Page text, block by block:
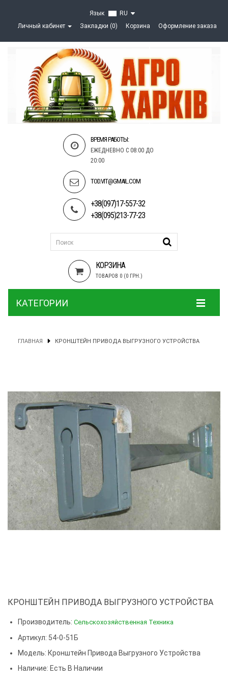
Язык
RU
Личный кабинет
Закладки (0) Корзина Оформление заказа
ВРЕМЯ РАБОТЫ:
ЕЖЕДНЕВНО С 08:00 ДО
20:00
TOD.VIT@GMAIL.COM
+38(097)17-557-32
+38(095)213-77-23
КОРЗИНА
ТОВАРОВ 0 (0 ГРН.)
КАТЕГОРИИ
ГЛАВНАЯ КРОНШТЕЙН ПРИВОДА ВЫГРУЗНОГО УСТРОЙСТВА
КРОНШТЕЙН ПРИВОДА ВЫГРУЗНОГО УСТРОЙСТВА
Производитель: Сельскохозяйственная Техника
Артикул: 54-0-51Б
Модель: Кронштейн Привода Выгрузного Устройства
Наличие: Есть В Наличии